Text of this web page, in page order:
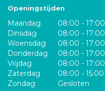
Openingstijden
Maandag
08:00 - 17:00
Dinsdag
08:00 - 17:00
Woensdag
08:00 - 17:00
Donderdag
08:00 - 17:00
Vrijdag
08:00 - 17:00
Zaterdag
08:00 - 15:00
Zondag
Gesloten